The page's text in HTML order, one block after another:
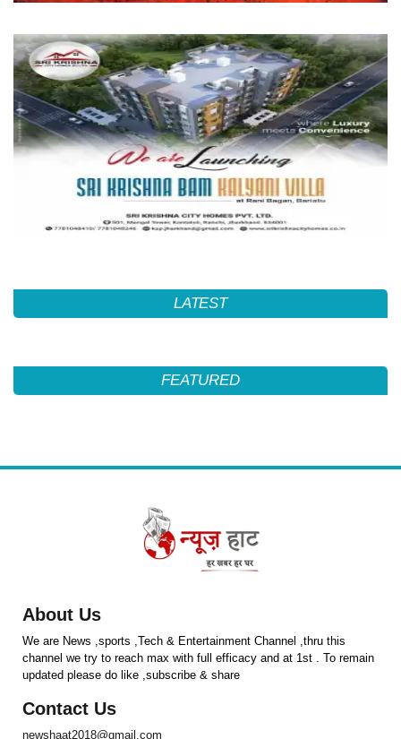
LATEST
FEATURED
About Us
We are News ,sports ,Tech & Entertainment Channel ,thru this
channel we try to reach max with full efficacy and at 1st . To remain
updated please do like ,subscribe & share
Contact Us
newshaat2018@gmail.com